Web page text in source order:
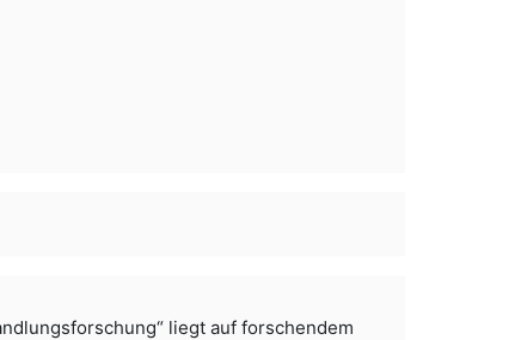
liegt auf forschendem